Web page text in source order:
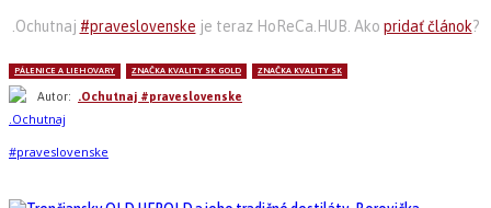
.Ochutnaj #praveslovenske je teraz HoReCa.HUB. Ako pridať článok?
PÁLENICE A LIEHOVARY ZNAČKA KVALITY SK GOLD ZNAČKA KVALITY SK
Autor: .Ochutnaj #praveslovenske
Linkedin